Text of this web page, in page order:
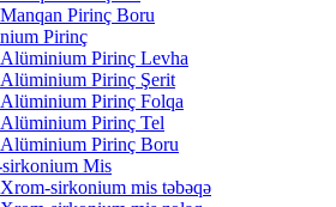
Manqan Pirinç Boru
Pirinç
Alüminium Pirinç Levha
Alüminium Pirinç Şerit
Alüminium Pirinç Folqa
Alüminium Pirinç Tel
Alüminium Pirinç Boru
Mis
Xrom-sirkonium mis təbəqə